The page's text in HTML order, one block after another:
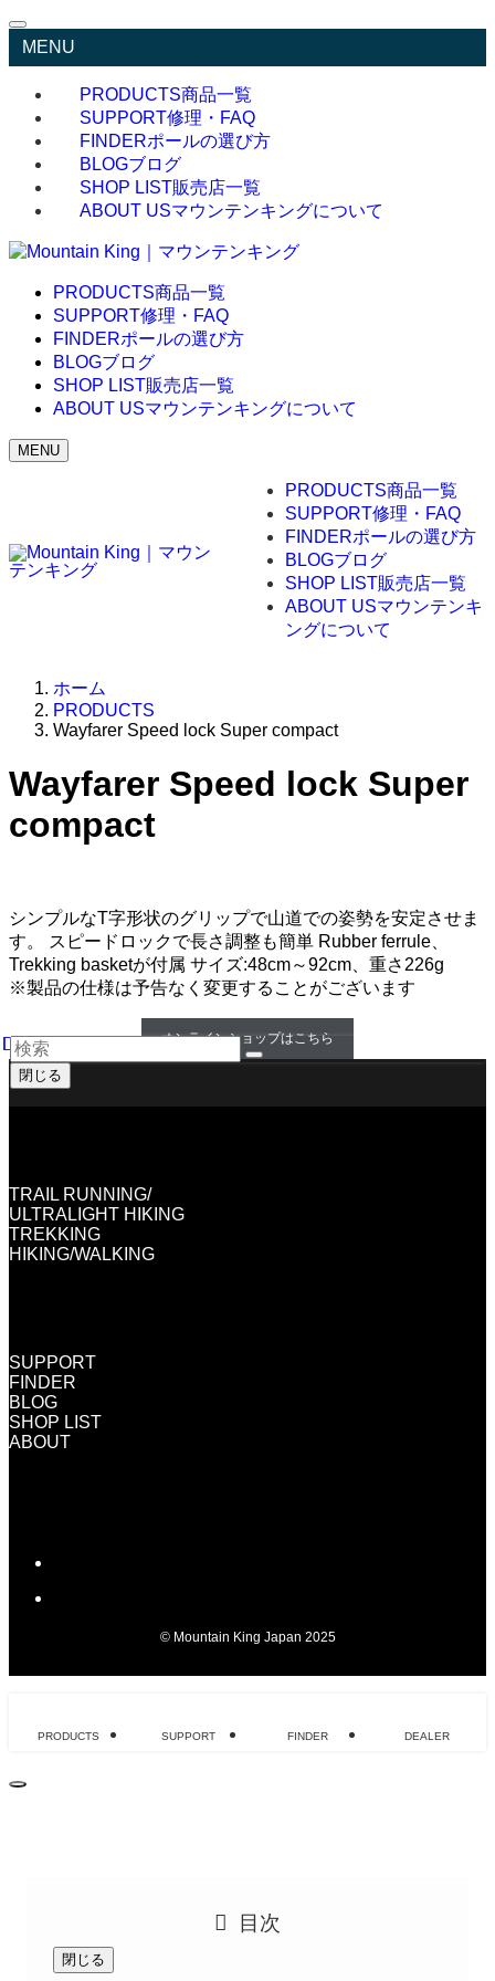
MENU
PRODUCTS商品一覧
SUPPORT修理・FAQ
FINDERポールの選び方
BLOGブログ
SHOP LIST販売店一覧
ABOUT USマウンテンキングについて
PRODUCTS商品一覧
SUPPORT修理・FAQ
FINDERポールの選び方
BLOGブログ
SHOP LIST販売店一覧
ABOUT USマウンテンキングについて
MENU
PRODUCTS商品一覧
SUPPORT修理・FAQ
FINDERポールの選び方
BLOGブログ
SHOP LIST販売店一覧
ABOUT USマウンテンキ
ングについて
ホーム
PRODUCTS
Wayfarer Speed lock Super compact
Wayfarer Speed lock Super
compact
シンプルなT字形状のグリップで山道での姿勢を安定させま
す。 スピードロックで長さ調整も簡単 Rubber ferrule、
Trekking basketが付属 サイズ:48cm～92cm、重さ226g
※製品の仕様は予告なく変更することがございます
オンラインショップはこちら
TRAIL RUNNING/
ULTRALIGHT HIKING
TREKKING
HIKING/WALKING
SUPPORT
FINDER
BLOG
SHOP LIST
ABOUT
©Mountain King Japan 2025
PRODUCTS SUPPORT FINDER DEALER
閉じる
目次
閉じる